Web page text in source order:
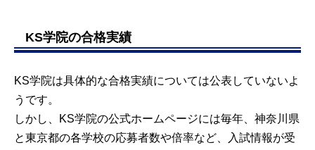
KS学院の合格実績
KS学院は具体的な合格実績については公表していないよ
うです。
しかし、KS学院の公式ホームページには毎年、神奈川県
と東京都の各学校の応募者数や倍率など、入試情報が受